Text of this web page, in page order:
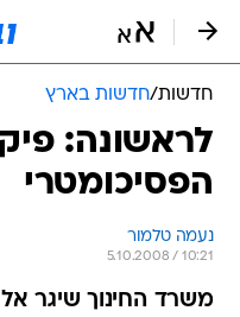
חדשות/חדשות בארץ
לראשונה:
הפסיכומטרי
נעמה טלמור
5.10.2008 / 10:21
משרד החינוך שיגר אל